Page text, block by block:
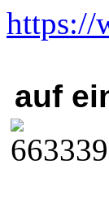
https://
auf